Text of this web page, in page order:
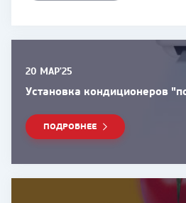
20 МАР'25
Установка кондиционеров
ПОДРОБНЕЕ